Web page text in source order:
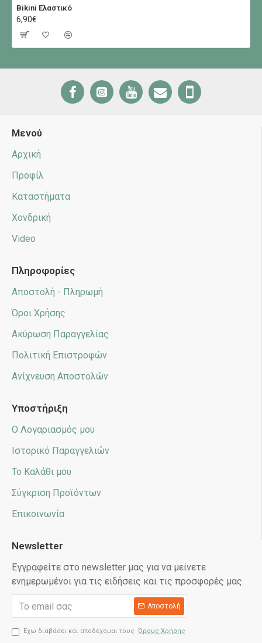
Bikini Ελαστικό
6,90€
Μενού
Αρχική
Προφίλ
Καταστήματα
Χονδρική
Video
Πληροφορίες
Αποστολή - Πληρωμή
Όροι Χρήσης
Ακύρωση Παραγγελίας
Πολιτική Επιστροφών
Ανίχνευση Αποστολών
Υποστήριξη
Ο Λογαριασμός μου
Ιστορικό Παραγγελιών
Το Καλάθι μου
Σύγκριση Προϊόντων
Επικοινωνία
Newsletter
Εγγραφείτε στο newsletter μας για να μείνετε
ενημερωμένοι για τις ειδήσεις και τις προσφορές μας.
Αποστολή
Έχω διαβάσει και αποδέχομαι τους Όρους Χρήσης